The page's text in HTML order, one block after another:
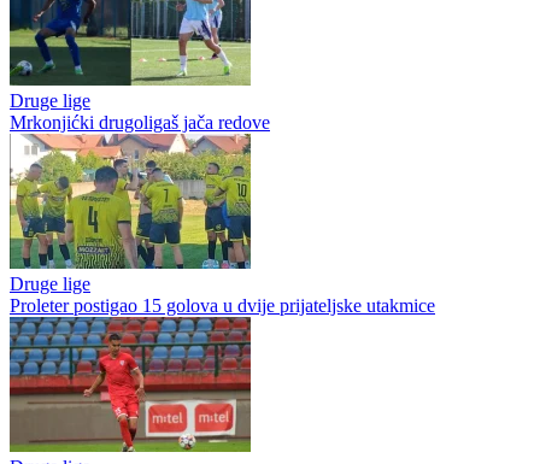
Druge lige
Mrkonjićki drugoligaš jača redove
Druge lige
Proleter postigao 15 golova u dvije prijateljske utakmice